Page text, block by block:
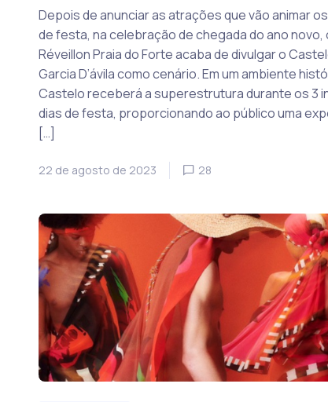
Depois de anunciar as atrações que vão animar
de festa, na celebração de chegada do ano novo,
Réveillon Praia do Forte acaba de divulgar o
Garcia D’ávila como cenário. Em um ambiente
Castelo receberá a superestrutura durante os 3
dias de festa, proporcionando ao público uma
[…]
22 de agosto de 2023 28